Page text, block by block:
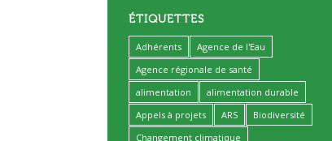
ÉTIQUETTES
Adhérents
Agence de l'Eau
Agence régionale de santé
alimentation
alimentation durable
Appels à projets
ARS
Biodiversité
Changement climatique